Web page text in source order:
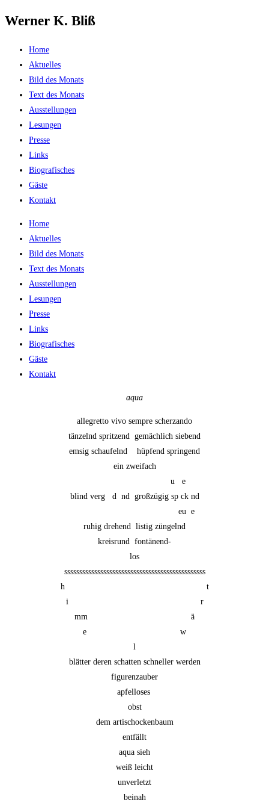
Zum
springen
Werner K. Bliß
Home
Aktuelles
Bild des Monats
Text des Monats
Ausstellungen
Lesungen
Presse
Links
Biografisches
Gäste
Kontakt
Home
Aktuelles
Bild des Monats
Text des Monats
Ausstellungen
Lesungen
Presse
Links
Biografisches
Gäste
Kontakt
aqua
allegretto vivo sempre scherzando
tänzelnd spritzend  gemächlich siebend
emsig schaufelnd    hüpfend springend
ein zweifach
                                    u   e
blind verg   d  nd  großzügig sp ck nd
                                           eu  e
ruhig drehend  listig züngelnd
kreisrund  fontänend-
los
sssssssssssssssssssssssssssssssssssssssssssssss
h                                                           t
i                                                       r
mm                                           ä
e                                       w
l
blätter deren schatten schneller werden
figurenzauber
apfelloses
obst
dem artischockenbaum
entfällt
aqua sieh
weiß leicht
unverletzt
beinah